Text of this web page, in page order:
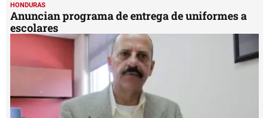
HONDURAS
Anuncian programa de entrega de uniformes a
escolares